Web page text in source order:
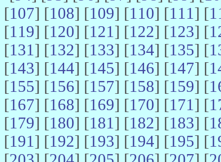
[107] [108] [109] [110] [111] [
[119] [120] [121] [122] [123] [
[131] [132] [133] [134] [135] [
[143] [144] [145] [146] [147] [
[155] [156] [157] [158] [159] [
[167] [168] [169] [170] [171] [
[179] [180] [181] [182] [183] [
[191] [192] [193] [194] [195] [